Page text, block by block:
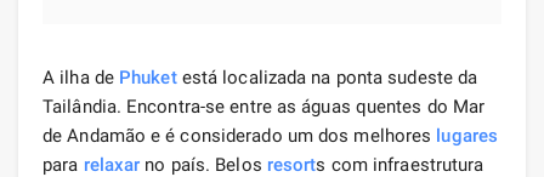
A ilha de Phuketestá localizada na ponta sudeste da
Tailândia. Encontra-se entre as águas quentes do Mar
de Andamão e é considerado um dos melhores lugares
para relaxar no país. Belos resorts com infraestrutura